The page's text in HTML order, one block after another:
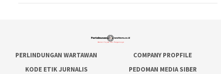
PERLINDUNGAN WARTAWAN
COMPANY PROPFILE
KODE ETIK JURNALIS
PEDOMAN MEDIA SIBER